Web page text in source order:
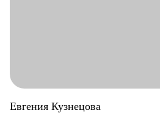
Евгения Кузнецова